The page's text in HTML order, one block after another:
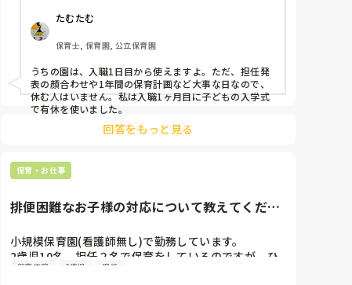
たむたむ
保育士, 保育園, 公立保育園
うちの園は、入職1日目から使えますよ。ただ、担任発
表の顔合わせや1年間の保育計画など大事な日なので、
休む人はいません。私は入職1ヶ月目に子どもの入学式
で有休を使いました。
回答をもっと見る
保育・お仕事
排便困難なお子様の対応について教えてくださ
小規模保育園(看護師無し)で勤務しています。
2歳児10名、担任２名で保育をしているのですが、ひ
とりのお子様が排便困難で2日に1回ほど、20〜30分の
保育内容 2歳児 担任